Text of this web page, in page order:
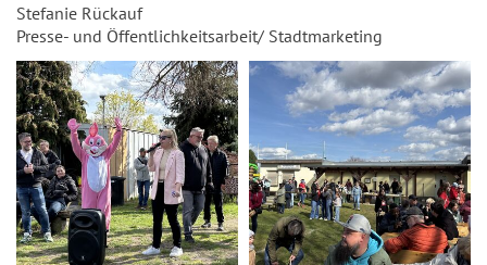
Stefanie Rückauf
Presse- und Öffentlichkeitsarbeit/ Stadtmarketing